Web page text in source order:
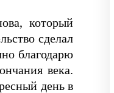
который
сделал
благодарю
века.
день в